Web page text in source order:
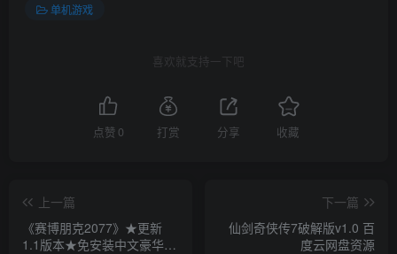
单机游戏
喜欢就支持一下吧
点赞 0 打赏 分享 收藏
上一篇
《赛博朋克2077》★更新
1.1版本★免安装中文豪华版
下一篇
仙剑奇侠传7破解版v1.0 百
度云网盘资源